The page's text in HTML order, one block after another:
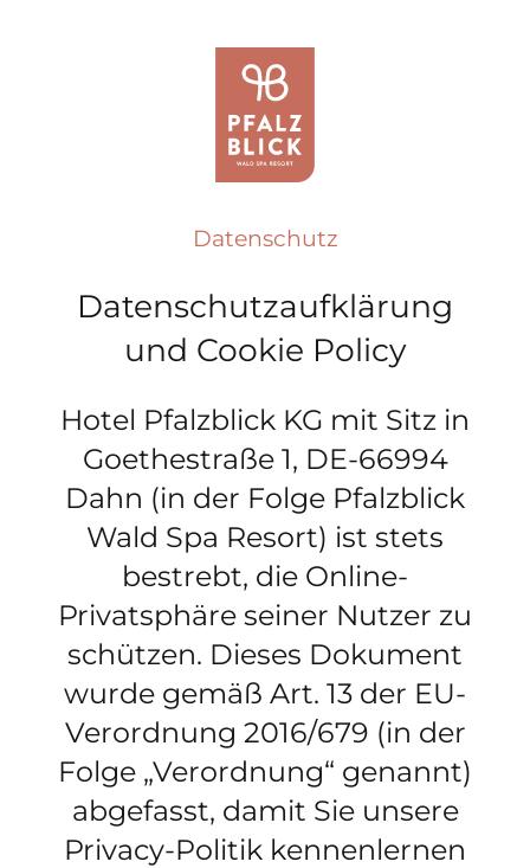
Datenschutz
Datenschutzaufklärung
und Cookie Policy
Hotel Pfalzblick KG mit Sitz in
Goethestraße 1, DE-66994
Dahn (in der Folge Pfalzblick
Wald Spa Resort) ist stets
bestrebt, die Online-
Privatsphäre seiner Nutzer zu
schützen. Dieses Dokument
wurde gemäß Art. 13 der EU-
Verordnung 2016/679 (in der
Folge „Verordnung“ genannt)
abgefasst, damit Sie unsere
Privacy-Politik kennenlernen